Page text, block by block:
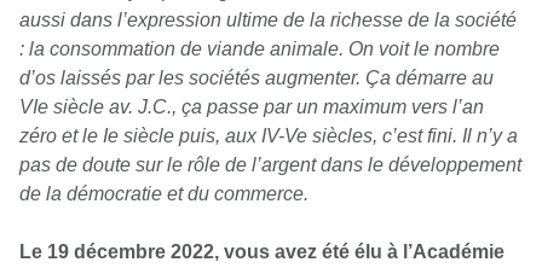
aussi dans l’expression ultime de la richesse de la société
: la consommation de viande animale. On voit le nombre
d’os laissés par les sociétés augmenter. Ça démarre au
VIe siècle av. J.C., ça passe par un maximum vers l’an
zéro et le Ie siècle puis, aux IV-Ve siècles, c’est fini. Il n’y a
pas de doute sur le rôle de l’argent dans le développement
de la démocratie et du commerce.
Le 19 décembre 2022, vous avez été élu à l’Académie